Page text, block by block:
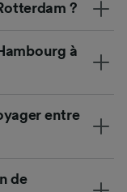
?
à
entre
de